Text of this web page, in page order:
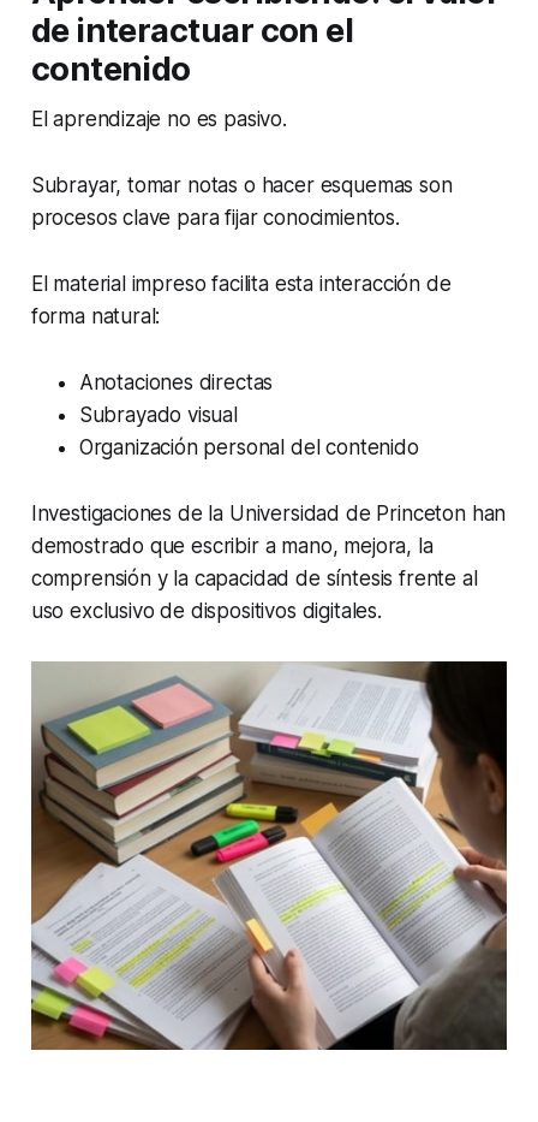
de interactuar con el
contenido
El aprendizaje no es pasivo.
Subrayar, tomar notas o hacer esquemas son
procesos clave para fijar conocimientos.
El material impreso facilita esta interacción de
forma natural:
Anotaciones directas
Subrayado visual
Organización personal del contenido
Investigaciones de la Universidad de Princeton han
demostrado que escribir a mano, mejora, la
comprensión y la capacidad de síntesis frente al
uso exclusivo de dispositivos digitales.